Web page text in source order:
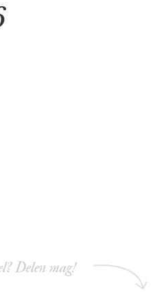
Delen mag!